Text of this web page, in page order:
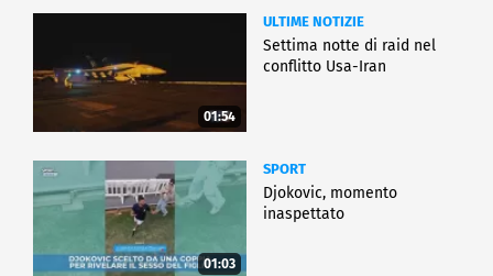
01:54
ULTIME NOTIZIE
Settima notte di raid nel
conflitto Usa-Iran
01:03
SPORT
Djokovic, momento
inaspettato